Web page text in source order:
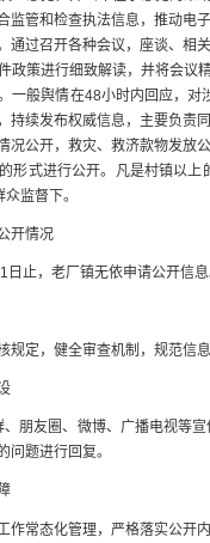
监管和检查执法信息，推动电
通过召开各种会议，座谈、相
政策进行细致解读，并将会议
一般舆情在48小时内回应，
持续发布权威信息，主要负责
况公开，救灾、救济款物发
形式进行公开。凡是村镇以
监督下。
开情况
，老厂镇无依申请公开信息
定，健全审查机制，规范信息
友圈、微博、广播电视等宣
问题进行回复。
常态化管理，严格落实公开内